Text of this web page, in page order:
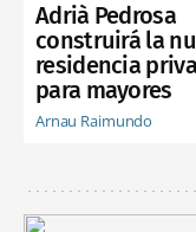
Adrià Pedrosa
construirá la
residencia
para mayores
Arnau Raimundo